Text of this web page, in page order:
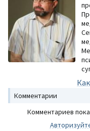
Комментарии
Комментариев